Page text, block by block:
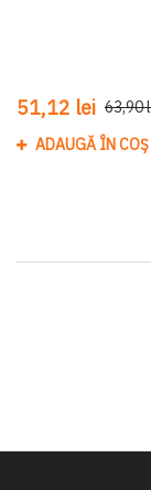
51,12 lei 63,90
ADAUGĂ ÎN COȘ